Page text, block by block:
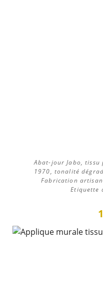
Abat-jour Jabo,
1970, tonalité
Fabrication
Etiquette